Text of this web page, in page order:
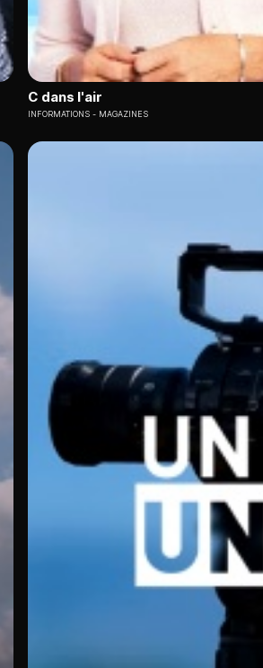
C dans l'air
INFORMATIONS MAGAZINES